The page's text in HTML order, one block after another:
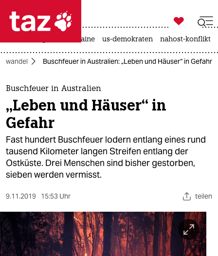
 taz zahl ich
taz zahl ich
themen
politik
öko
gesellschaft
kultur
sport
berlin
nord

taz zahl ich
krieg in der ukraine us-demokraten nahost-konflikt
Buschfeuer in Australien: „Leben und Häuser“ in Gefahr
Buschfeuer in Australien
„Leben und Häuser“ in
Gefahr
Fast hundert Buschfeuer lodern entlang eines rund
tausend Kilometer langen Streifen entlang der
Ostküste. Drei Menschen sind bisher gestorben,
sieben werden vermisst.
9.11.2019 15:53 Uhr teilen